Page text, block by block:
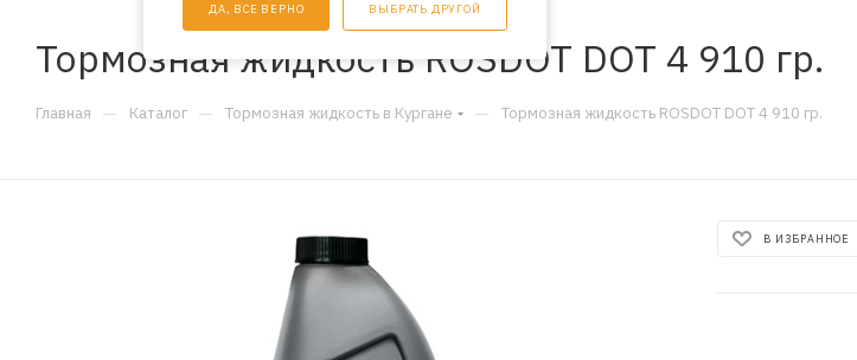
ДА, ВСЕ ВЕРНО ВЫБРАТЬ ДРУГОЙ
Тормозная жидкость ROSDОТ DOT 4 910 гр.
Главная — Каталог — Тормозная жидкость в Кургане — Тормозная жидкость ROSDОТ DOT 4 910 гр.
В ИЗБРАННОЕ